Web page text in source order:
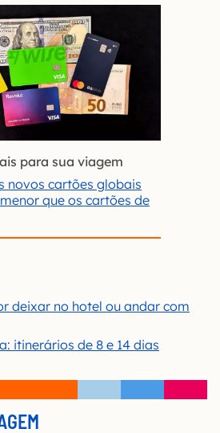
para sua viagem
novos cartões globais
que os cartões de
deixar no hotel ou andar com
itinerários de 8 e 14 dias